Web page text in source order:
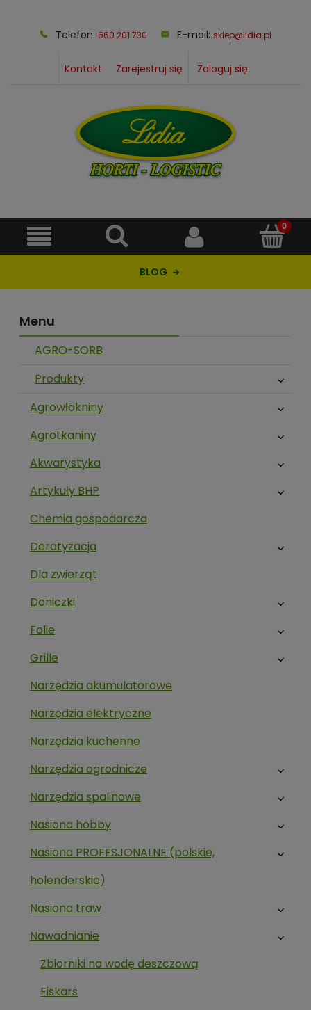
Telefon: 660 201 730 E-mail: sklep@lidia.pl
Kontakt Zarejestruj się Zaloguj się
BLOG
Menu
AGRO-SORB
Produkty
Agrowłókniny
Agrotkaniny
Akwarystyka
Artykuły BHP
Chemia gospodarcza
Deratyzacja
Dla zwierząt
Doniczki
Folie
Grille
Narzędzia akumulatorowe
Narzędzia elektryczne
Narzędzia kuchenne
Narzędzia ogrodnicze
Narzędzia spalinowe
Nasiona hobby
Nasiona PROFESJONALNE (polskie,
holenderskie)
Nasiona traw
Nawadnianie
Zbiorniki na wodę deszczową
Fiskars